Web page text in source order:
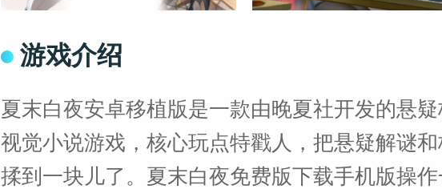
游戏介绍
夏末白夜安卓移植版是一款由晚夏社开发的悬
视觉小说游戏，核心玩点特戳人，把悬疑解谜
揉到一块儿了。夏末白夜免费版下载手机版操